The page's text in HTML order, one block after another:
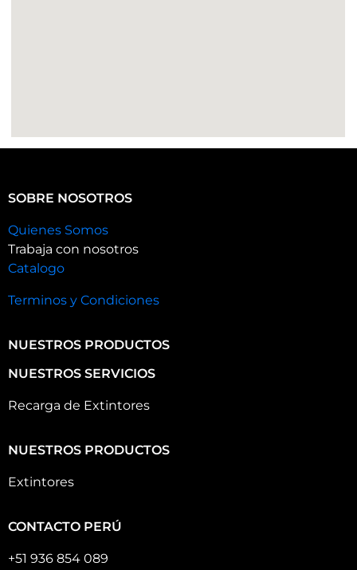
SOBRE NOSOTROS
Quienes Somos
Trabaja con nosotros
Catalogo
Terminos y Condiciones
NUESTROS PRODUCTOS
NUESTROS SERVICIOS
Recarga de Extintores
NUESTROS PRODUCTOS
Extintores
CONTACTO PERÚ
+51 936 854 089